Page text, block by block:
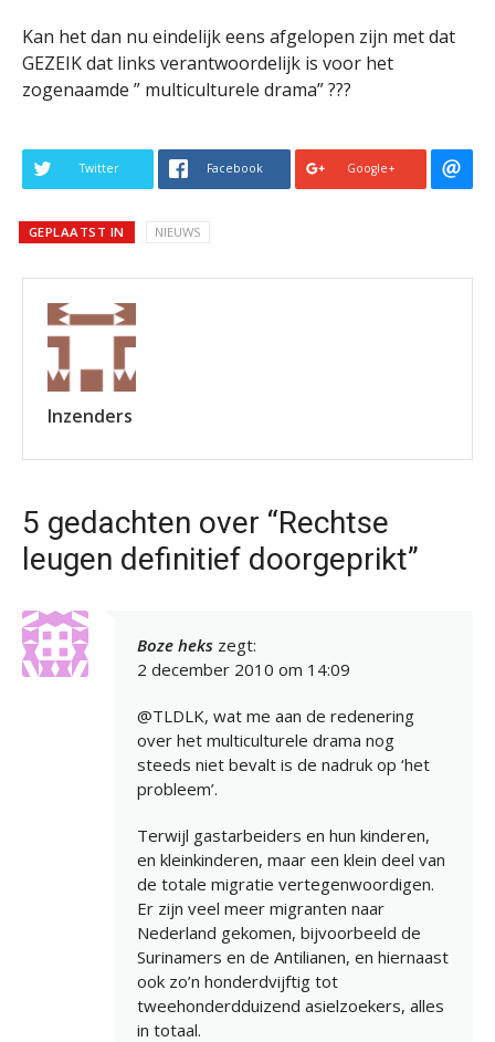
Kan het dan nu eindelijk eens afgelopen zijn met dat
GEZEIK dat links verantwoordelijk is voor het
zogenaamde ” multiculturele drama” ???
Twitter Facebook Google+
GEPLAATST IN NIEUWS
Inzenders
5 gedachten over “Rechtse
leugen definitief doorgeprikt”
Boze heks zegt:
2 december 2010 om 14:09
@TLDLK, wat me aan de redenering
over het multiculturele drama nog
steeds niet bevalt is de nadruk op ‘het
probleem’.
Terwijl gastarbeiders en hun kinderen,
en kleinkinderen, maar een klein deel van
de totale migratie vertegenwoordigen.
Er zijn veel meer migranten naar
Nederland gekomen, bijvoorbeeld de
Surinamers en de Antilianen, en hiernaast
ook zo’n honderdvijftig tot
tweehonderdduizend asielzoekers, alles
in totaal.